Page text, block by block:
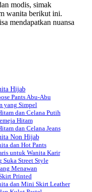
modis, simak
wanita berikut ini.
mendapatkan nuansa
Hijab
Pants Abu-Abu
yang Simpel
dan Celana Putih
Hitam
dan Celana Jeans
Non Hijab
dan Hot Pants
untuk Wanita Karir
Suka Street Style
Menawan
Printed
dan Mini Skirt Leather